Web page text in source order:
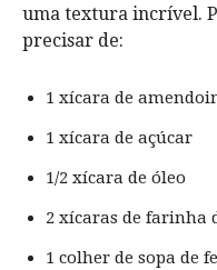
uma textura incrível.
precisar de:
1 xícara de
1 xícara de açúcar
1/2 xícara de óleo
2 xícaras de farinha
1 colher de sopa de